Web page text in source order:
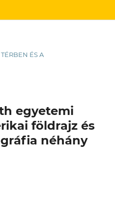
TÉRBEN ÉS A
egyetemi
földrajz és
néhány